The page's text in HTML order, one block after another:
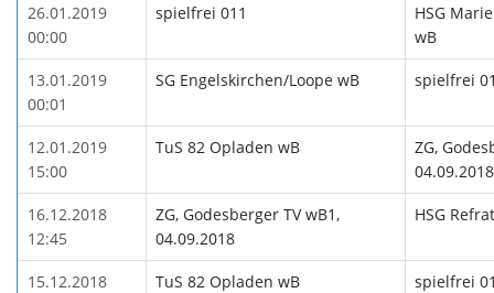
26.01.2019
00:00
spielfrei 011
HSG
wB
13.01.2019
00:01
SG Engelskirchen/Loope wB spielfrei
12.01.2019
15:00
TuS 82 Opladen wB
ZG,
04.09.2018
16.12.2018
12:45
ZG, Godesberger TV wB1,
04.09.2018
HSG
15.12.2018
TuS 82 Opladen wB spielfrei